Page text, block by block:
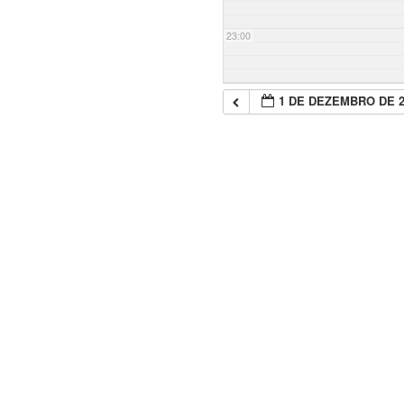
23:00
1 DE DEZEMBRO DE